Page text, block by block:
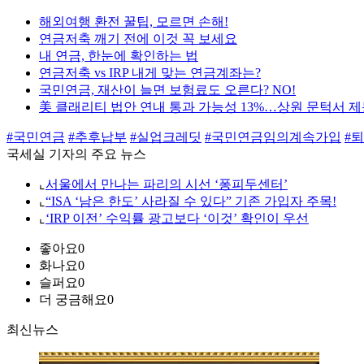
해외여행 환전 꿀팁, 모르면 손해!
연금저축 깨기 전에 이것 꼭 보세요
내 연금, 한눈에 확인하는 법
연금저축 vs IRP 내게 맞는 연금계좌는?
국민연금, 재산이 늘면 보험료도 오른다? NO!
美 클래리티 법안 연내 통과 가능성 13%…상원 문턱서 제
#국민연금 #추후납부 #실업크레딧 #국민연금임의계속가입 #
국세실 기자의 주요 뉴스
⌞ 서울에서 만나는 파리의 시선 ‘퐁피두센터’
⌞ “ISA ‘남은 한도’ 사라질 수 있다” 기존 가입자 주목!
⌞ ‘IRP 이전’ 수익률 광고보다 ‘이것’ 확인이 우선
좋아요0
화나요0
슬퍼요0
더 궁금해요0
최신뉴스